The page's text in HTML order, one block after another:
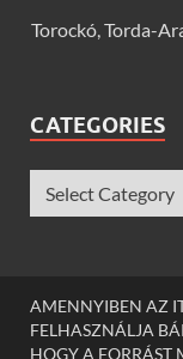
Torockó, Torda-
CATEGORIES
AMENNYIBEN AZ
FELHASZNÁLJA
HOGY A FORRÁST